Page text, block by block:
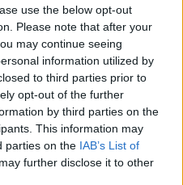
use the below opt-out
Please note that after your
may continue seeing
information utilized by
to third parties prior to
opt-out of the further
by third parties on the
This information may
parties on the IAB’s List of
further disclose it to other
nuotraukų (20)